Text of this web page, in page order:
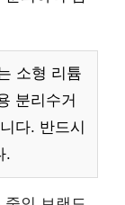
소형 리튬
분리수거
다. 반드시
.